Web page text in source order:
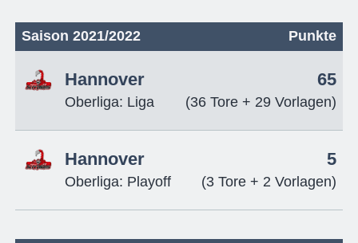
Saison 2021/2022 Punkte
Hannover
Oberliga: Liga
65
(36 Tore + 29 Vorlagen)
Hannover
Oberliga: Playoff
5
(3 Tore + 2 Vorlagen)